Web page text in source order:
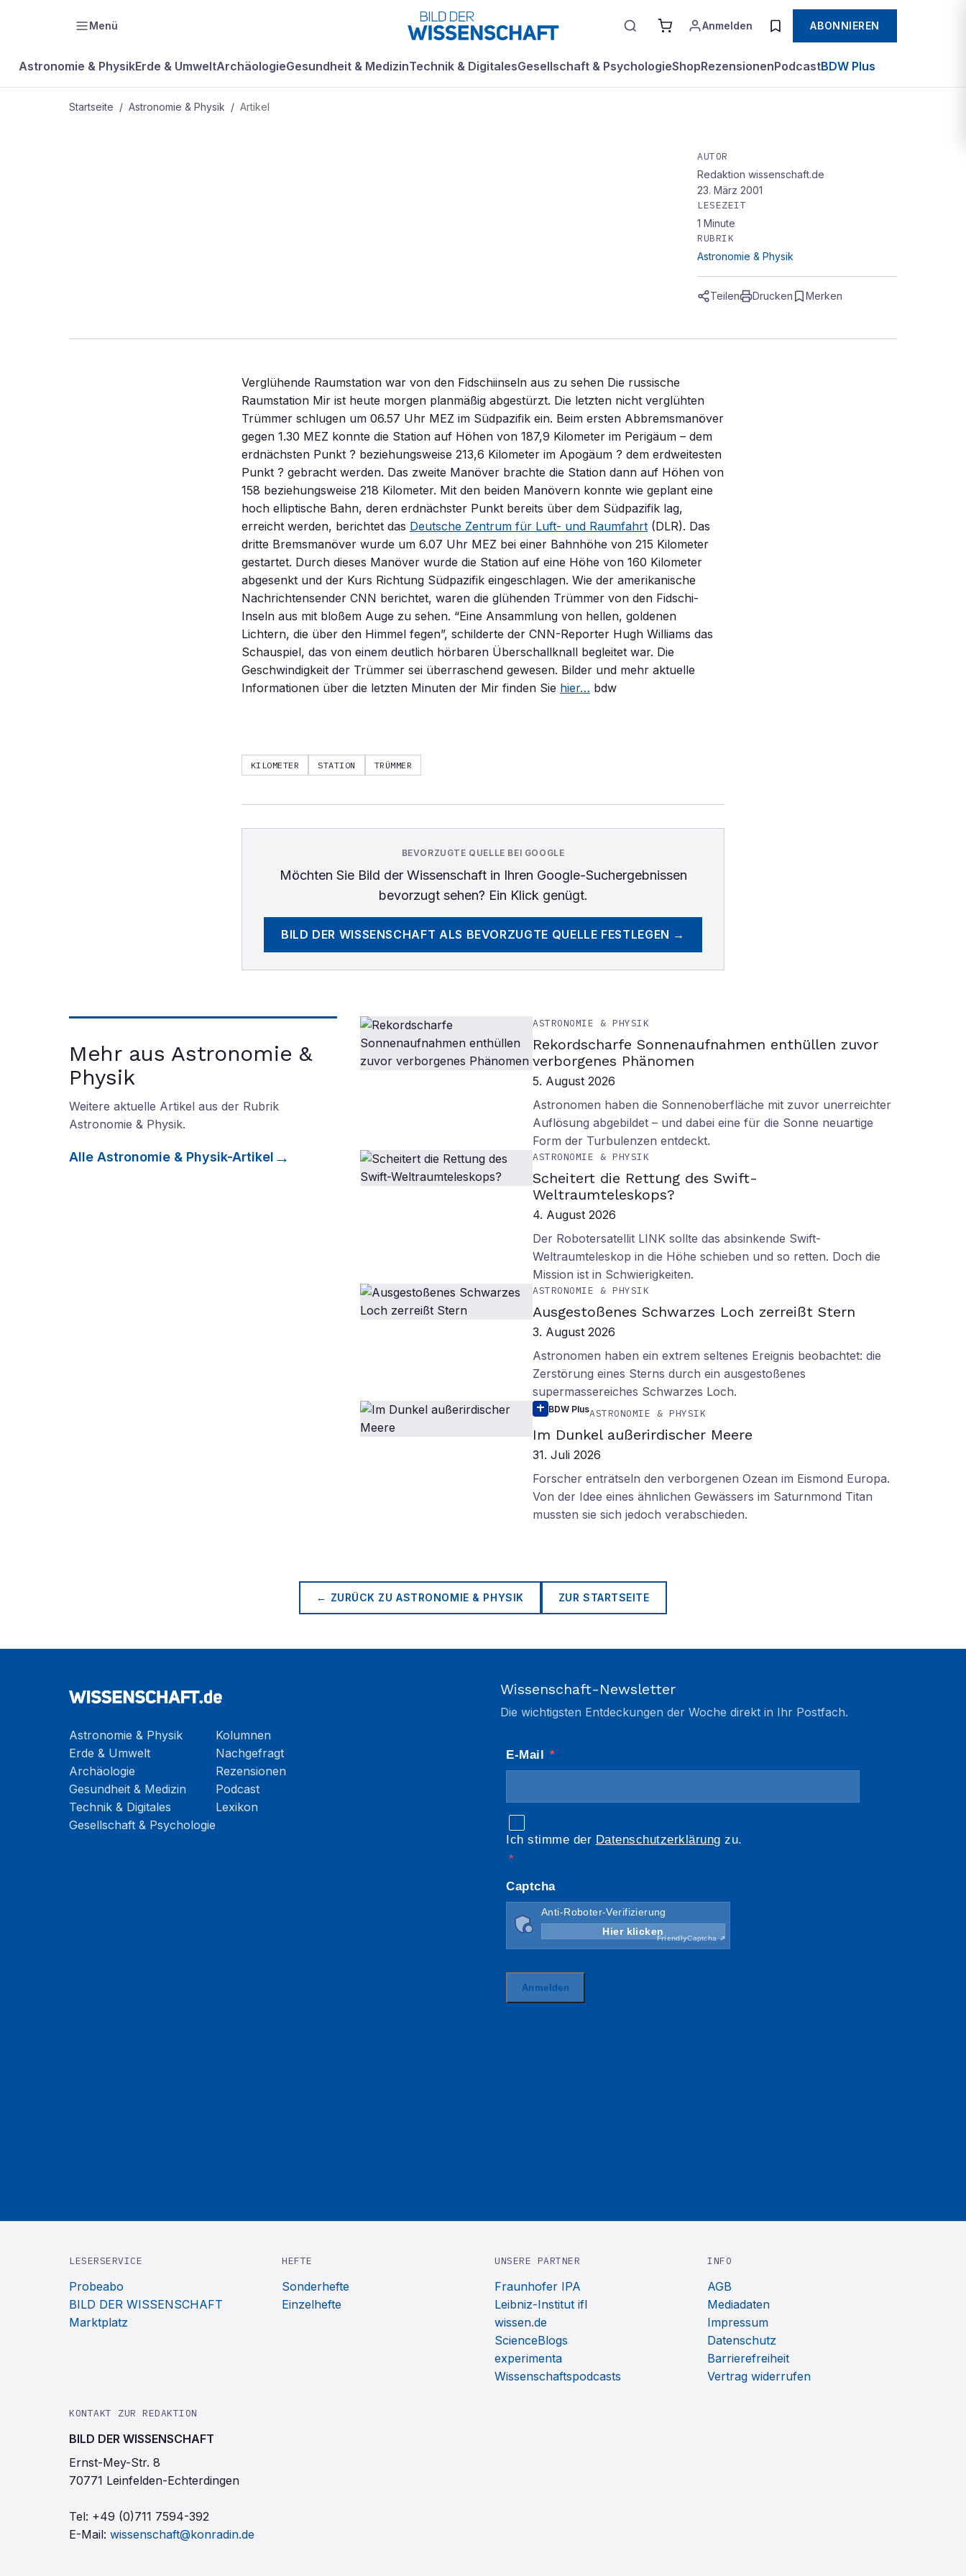
Menü Anmelden ABONNIEREN
Astronomie & PhysikErde & UmweltArchäologieGesundheit & MedizinTechnik & DigitalesGesellschaft & PsychologieShopRezensionenPodcastBDW Plus
Startseite / Astronomie & Physik / Artikel
AUTOR
Redaktion wissenschaft.de
23. März 2001
LESEZEIT
1 Minute
RUBRIK
Astronomie & Physik
Teilen Drucken Merken
Verglühende Raumstation war von den Fidschiinseln aus zu sehen Die russische
Raumstation Mir ist heute morgen planmäßig abgestürzt. Die letzten nicht verglühten
Trümmer schlugen um 06.57 Uhr MEZ im Südpazifik ein. Beim ersten Abbremsmanöver
gegen 1.30 MEZ konnte die Station auf Höhen von 187,9 Kilometer im Perigäum – dem
erdnächsten Punkt ? beziehungsweise 213,6 Kilometer im Apogäum ? dem erdweitesten
Punkt ? gebracht werden. Das zweite Manöver brachte die Station dann auf Höhen von
158 beziehungsweise 218 Kilometer. Mit den beiden Manövern konnte wie geplant eine
hoch elliptische Bahn, deren erdnächster Punkt bereits über dem Südpazifik lag,
erreicht werden, berichtet das Deutsche Zentrum für Luft- und Raumfahrt (DLR). Das
dritte Bremsmanöver wurde um 6.07 Uhr MEZ bei einer Bahnhöhe von 215 Kilometer
gestartet. Durch dieses Manöver wurde die Station auf eine Höhe von 160 Kilometer
abgesenkt und der Kurs Richtung Südpazifik eingeschlagen. Wie der amerikanische
Nachrichtensender CNN berichtet, waren die glühenden Trümmer von den Fidschi-
Inseln aus mit bloßem Auge zu sehen. “Eine Ansammlung von hellen, goldenen
Lichtern, die über den Himmel fegen”, schilderte der CNN-Reporter Hugh Williams das
Schauspiel, das von einem deutlich hörbaren Überschallknall begleitet war. Die
Geschwindigkeit der Trümmer sei überraschend gewesen. Bilder und mehr aktuelle
Informationen über die letzten Minuten der Mir finden Sie hier… bdw
KILOMETER STATION TRÜMMER
BEVORZUGTE QUELLE BEI GOOGLE
Möchten Sie Bild der Wissenschaftin Ihren Google-Suchergebnissen
bevorzugt sehen? Ein Klick genügt.
BILD DER WISSENSCHAFT ALS BEVORZUGTE QUELLE FESTLEGEN →
Mehr aus Astronomie &
Physik
Weitere aktuelle Artikel aus der Rubrik
Astronomie & Physik.
Alle Astronomie & Physik-Artikel
ASTRONOMIE & PHYSIK
Rekordscharfe Sonnenaufnahmen enthüllen zuvor
verborgenes Phänomen
5. August 2026
Astronomen haben die Sonnenoberfläche mit zuvor unerreichter
Auflösung abgebildet – und dabei eine für die Sonne neuartige
Form der Turbulenzen entdeckt.
ASTRONOMIE & PHYSIK
Scheitert die Rettung des Swift-
Weltraumteleskops?
4. August 2026
Der Robotersatellit LINK sollte das absinkende Swift-
Weltraumteleskop in die Höhe schieben und so retten. Doch die
Mission ist in Schwierigkeiten.
ASTRONOMIE & PHYSIK
Ausgestoßenes Schwarzes Loch zerreißt Stern
3. August 2026
Astronomen haben ein extrem seltenes Ereignis beobachtet: die
Zerstörung eines Sterns durch ein ausgestoßenes
supermassereiches Schwarzes Loch.
BDW PlusASTRONOMIE & PHYSIK
Im Dunkel außerirdischer Meere
31. Juli 2026
Forscher enträtseln den verborgenen Ozean im Eismond Europa.
Von der Idee eines ähnlichen Gewässers im Saturnmond Titan
mussten sie sich jedoch verabschieden.
← ZURÜCK ZUASTRONOMIE & PHYSIK ZUR STARTSEITE
Astronomie & Physik
Erde & Umwelt
Archäologie
Gesundheit & Medizin
Technik & Digitales
Gesellschaft & Psychologie
Kolumnen
Nachgefragt
Rezensionen
Podcast
Lexikon
Wissenschaft-Newsletter
Die wichtigsten Entdeckungen der Woche direkt in Ihr Postfach.
LESERSERVICE
Probeabo
BILD DER WISSENSCHAFT
Marktplatz
HEFTE
Sonderhefte
Einzelhefte
UNSERE PARTNER
Fraunhofer IPA
Leibniz-Institut ifl
wissen.de
ScienceBlogs
experimenta
Wissenschaftspodcasts
INFO
AGB
Mediadaten
Impressum
Datenschutz
Barrierefreiheit
Vertrag widerrufen
KONTAKT ZUR REDAKTION
BILD DER WISSENSCHAFT
Ernst-Mey-Str. 8
70771 Leinfelden-Echterdingen
Tel: +49 (0)711 7594-392
E-Mail: wissenschaft@konradin.de